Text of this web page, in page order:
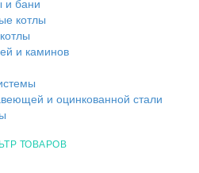
и бани
котлы
и каминов
и оцинкованной стали
ТОВАРОВ